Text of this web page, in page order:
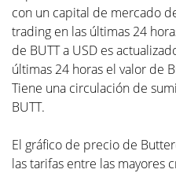
con un capital de mercado
trading en las últimas 24
de BUTT a USD es
últimas 24 horas el valor de
Tiene una circulación de
BUTT.
El gráfico de precio de
las tarifas entre las mayores